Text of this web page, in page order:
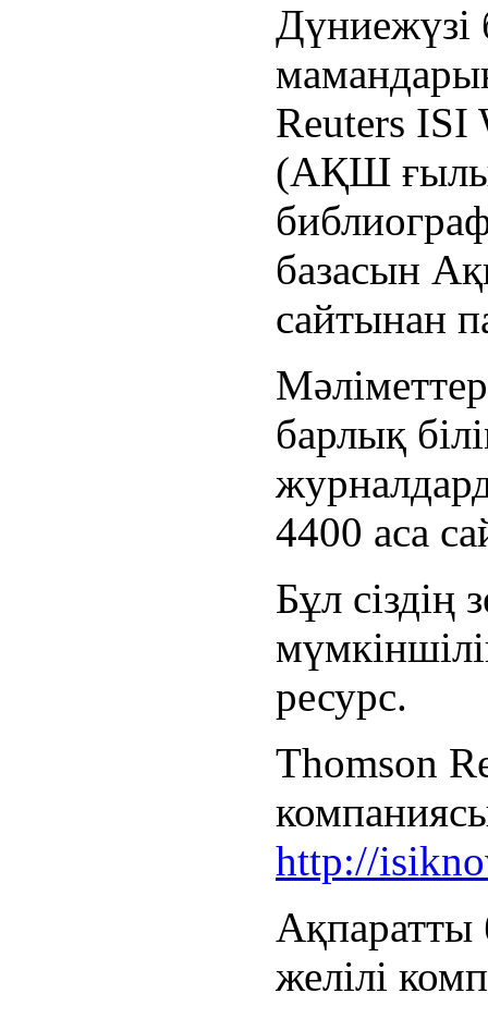
Дүниежүзі
Reuters
(АҚШ
базасын
сайтынан
барлық
4400 аса
Бұл сіздің
ресурс.
Thomson
http://
Ақпаратты
желілі